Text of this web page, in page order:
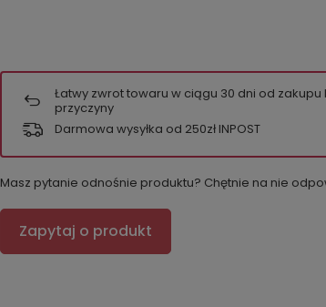
Łatwy zwrot towaru w ciągu 30 dni od
przyczyny
Darmowa wysyłka od 250zł INPOST
Masz pytanie odnośnie produktu? Chętnie na nie
Zapytaj o produkt